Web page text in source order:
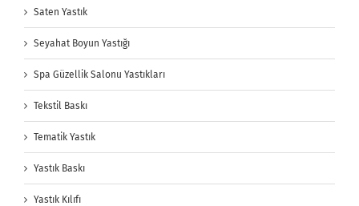
Saten Yastık
Seyahat Boyun Yastığı
Spa Güzellik Salonu Yastıkları
Tekstil Baskı
Tematik Yastık
Yastık Baskı
Yastık Kılıfı